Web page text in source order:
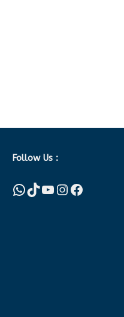
Follow Us :
WhatsApp
TikTok
YouTube
Instagram
Facebook